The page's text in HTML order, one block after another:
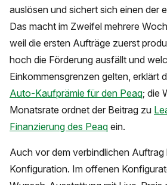
auslösen und sichert sich einen der
Das macht im Zweifel mehrere
weil die ersten Aufträge zuerst
hoch die Förderung ausfällt und
Einkommensgrenzen gelten, erklärt
Auto-Kaufprämie für den Peaq; die
Monatsrate ordnet der Beitrag zu
Finanzierung des Peaq ein.
Auch vor dem verbindlichen
Konfiguration. Im offenen